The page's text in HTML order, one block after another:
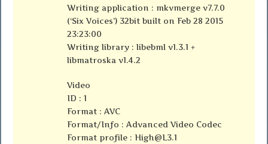
Writing application : mkvmerge v7.7.0
(‘Six Voices’) 32bit built on Feb 28 2015
23:23:00
Writing library : libebml v1.3.1 +
libmatroska v1.4.2
Video
ID : 1
Format : AVC
Format/Info : Advanced Video Codec
Format profile :High@L3.1